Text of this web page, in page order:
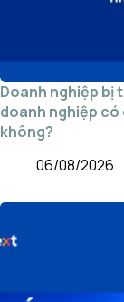
Doanh nghiệp bị
doanh nghiệp
không?
06/08/2026